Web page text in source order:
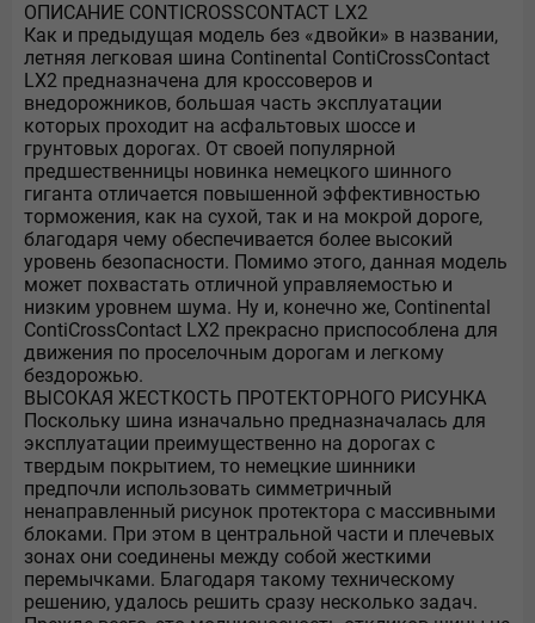
ОПИСАНИЕ CONTICROSSCONTACT LX2
Как и предыдущая модель без «двойки» в названии,
летняя легковая шина Continental ContiCrossContact
LX2 предназначена для кроссоверов и
внедорожников, большая часть эксплуатации
которых проходит на асфальтовых шоссе и
грунтовых дорогах. От своей популярной
предшественницы новинка немецкого шинного
гиганта отличается повышенной эффективностью
торможения, как на сухой, так и на мокрой дороге,
благодаря чему обеспечивается более высокий
уровень безопасности. Помимо этого, данная модель
может похвастать отличной управляемостью и
низким уровнем шума. Ну и, конечно же, Continental
ContiCrossContact LX2 прекрасно приспособлена для
движения по проселочным дорогам и легкому
бездорожью.
ВЫСОКАЯ ЖЕСТКОСТЬ ПРОТЕКТОРНОГО РИСУНКА
Поскольку шина изначально предназначалась для
эксплуатации преимущественно на дорогах с
твердым покрытием, то немецкие шинники
предпочли использовать симметричный
ненаправленный рисунок протектора с массивными
блоками. При этом в центральной части и плечевых
зонах они соединены между собой жесткими
перемычками. Благодаря такому техническому
решению, удалось решить сразу несколько задач.